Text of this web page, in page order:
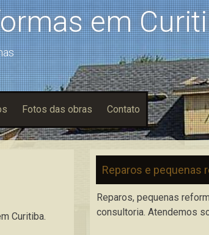
em
Fotos das obras Contato
Curitiba.
Reparos e pequenas
Reparos, pequenas
consultoria. Atendemos